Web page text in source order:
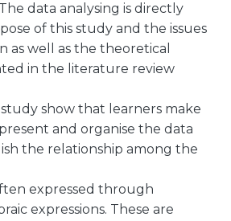
data analysing is directly
of this study and the issues
as well as the theoretical
in the literature review
show that learners make
and organise the data
the relationship among the
expressed through
expressions. These are